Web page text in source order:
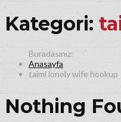
Kategori:
Anasayfa
taimi lonely wife hookup
Nothing